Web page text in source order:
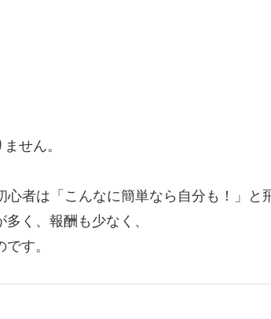
せん。
者は「こんなに簡単なら自分も！」と
く、報酬も少なく、
す。